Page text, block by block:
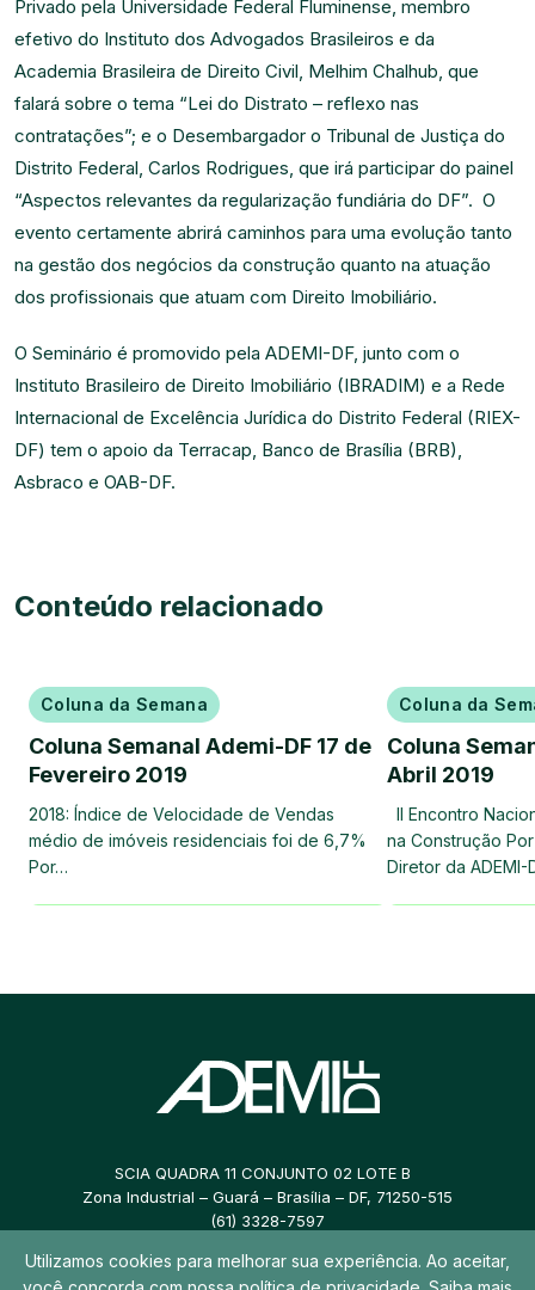
Privado pela Universidade Federal Fluminense, membro
efetivo do Instituto dos Advogados Brasileiros e da
Academia Brasileira de Direito Civil, Melhim Chalhub, que
falará sobre o tema “Lei do Distrato – reflexo nas
contratações”; e o Desembargador o Tribunal de Justiça do
Distrito Federal, Carlos Rodrigues, que irá participar do painel
“Aspectos relevantes da regularização fundiária do DF”. O
evento certamente abrirá caminhos para uma evolução tanto
na gestão dos negócios da construção quanto na atuação
dos profissionais que atuam com Direito Imobiliário.
O Seminário é promovido pela ADEMI-DF, junto com o
Instituto Brasileiro de Direito Imobiliário (IBRADIM) e a Rede
Internacional de Excelência Jurídica do Distrito Federal (RIEX-
DF) tem o apoio da Terracap, Banco de Brasília (BRB),
Asbraco e OAB-DF.
Conteúdo relacionado
Coluna da Semana
Coluna Semanal Ademi-DF 17 de
Fevereiro 2019
2018: Índice de Velocidade de Vendas
médio de imóveis residenciais foi de 6,7%
Por…
Coluna da
Coluna
Abril 2019
II Encontro
na Construção
Diretor da ADEMI-
SCIA QUADRA 11 CONJUNTO 02 LOTE B
Zona Industrial – Guará – Brasília – DF, 71250-515
(61) 3328-7597
ademidf@ademidf.com.br
Utilizamos cookies para melhorar sua experiência. Ao aceitar,